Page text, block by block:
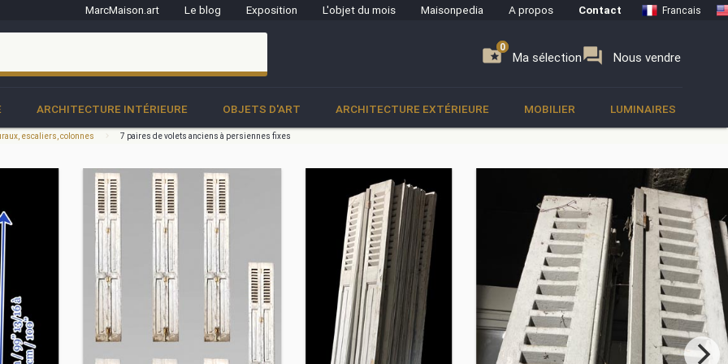
MarcMaison.art Le blog Exposition L'objet du mois Maisonpedia A propos Contact Francais
folder_special Ma sélection
0 forum Nous vendre
0
ARCHITECTURE INTÉRIEURE OBJETS D'ART ARCHITECTURE EXTÉRIEURE MOBILIER LUMINAIRES
escaliers, colonnes 7 paires de volets anciens à persiennes fixes